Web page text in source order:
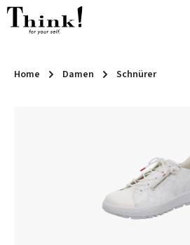
Zum Hauptinhalt springen
Home Damen Schnürer